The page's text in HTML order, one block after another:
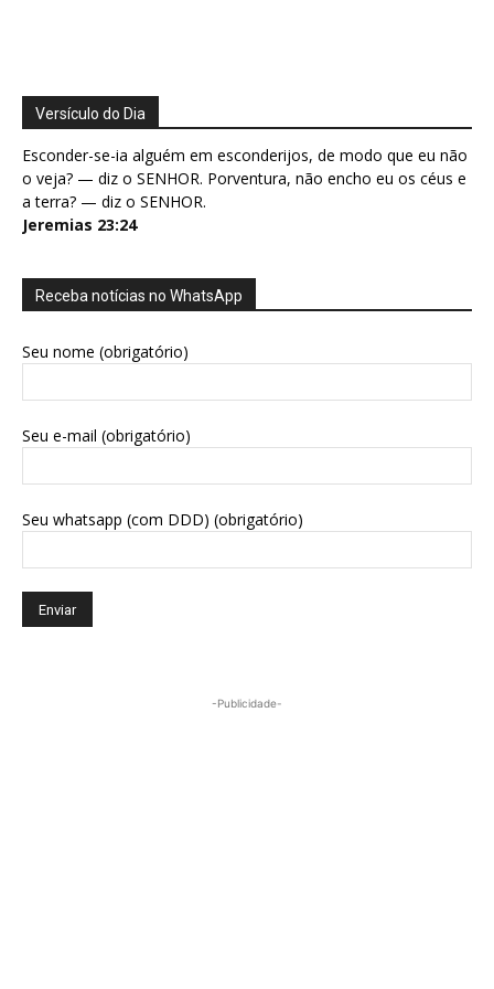
Versículo do Dia
Esconder-se-ia alguém em esconderijos, de modo que eu não
o veja? — diz o SENHOR. Porventura, não encho eu os céus e
a terra? — diz o SENHOR.
Jeremias 23:24
Receba notícias no WhatsApp
Seu nome (obrigatório)
Seu e-mail (obrigatório)
Seu whatsapp (com DDD) (obrigatório)
-Publicidade-